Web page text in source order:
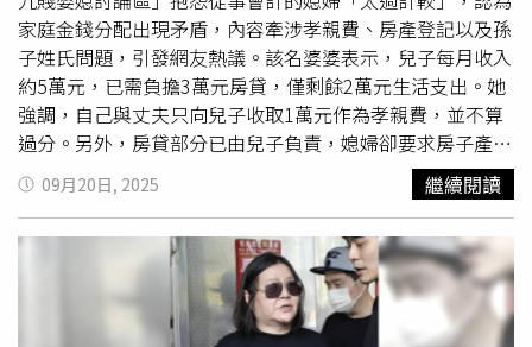
處加重終身監禁，且不應獲得任何減刑優惠。該國家庭與社
會服務部及當地婦女權益組織的律師均參與了庭審，並同樣
強烈要求對兇手不能予以寬大處理。本案尚未終結，法院決
定給予雙方更多時間準備辯護，並將下次聽證會定於10月
10日。不過這起案件在土耳其社會引起莫大的討論，不僅再
度掀起「保護令」無能為力的討論，同時也凸顯了土耳其的
家暴問題與公眾對女性安全問題的冷漠。
院強調，維護家庭穩定與保障未成年子女權 益，是處理此案
的首要考量。基於上述理由，雁江區法院一審判決不准雙方
離婚。李男不服，提起上訴。不過，資陽市中級人民法院二
審審理後維持原判，確認在子女病情未能有效控制、相關治
療問題尚未解決之前，夫妻關係不宜輕易解除。
家庭金錢分配出現矛盾，內容牽涉孝親費、房產登記以及孫
子姓氏問題，引發網友熱議。該名婆婆表示，兒子每月收入
約5萬元，已需負擔3萬元房貸，僅剩餘2萬元生活支出。她
強調，自己與丈夫只向兒子收取1萬元作為孝親費，並不算
過分。另外，房貸部分已由兒子負責，媳婦卻要求房子產權
需加註其名，認為身為夫妻應有共有財產保障，婆婆則要她
負擔孫子的學費與伙食費，卻沒得到肯定的答案。在談及孫
子姓氏問題時，婆婆語氣更為激動，直言：「孫子是她生
的、她養的，就要跟她家姓？那是我家的金孫欸，憑什麼跟
女方姓！」並批評現代女性過於強調女權，缺乏傳統觀念，
還說：「嫁雞隨雞沒聽過嗎？」貼文一出後，網友們紛紛表
09月20日, 2025 繼續閱讀